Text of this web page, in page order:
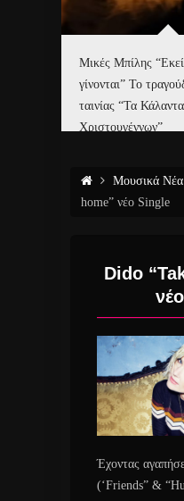
Μικές Μπίλης
γίνονται” Το
ταινίας “Τα
Χριστουγέννων”
Μουσικά Νέα
home” νέο Single
Dido
Έχοντας
(‘Friends” &